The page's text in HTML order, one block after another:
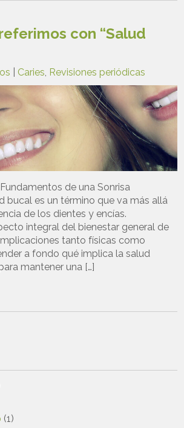
con “Salud
Caries, Revisiones periódicas
de una Sonrisa
bucal es un término que va más allá
de los dientes y encías.
integral del bienestar general de
tanto físicas como
a fondo qué implica la salud
mantener una […]
(1)